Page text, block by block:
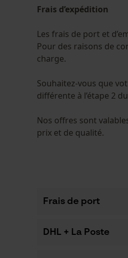
Frais d’expédition
Les frais de port et
Pour des raisons de
charge.
Souhaitez-vous que
différente à l’étape 2
Nos offres sont
prix et de qualité.
Frais de port
DHL + La Poste